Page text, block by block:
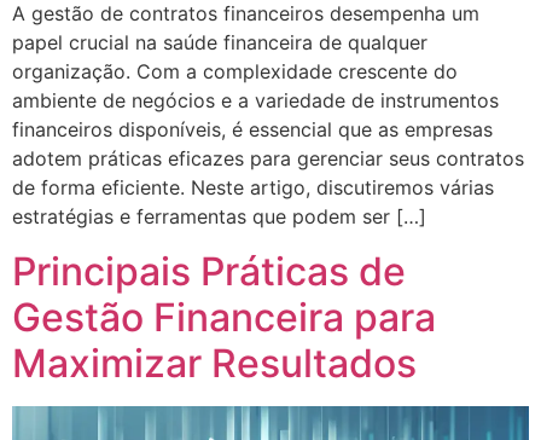
A gestão de contratos financeiros desempenha um
papel crucial na saúde financeira de qualquer
organização. Com a complexidade crescente do
ambiente de negócios e a variedade de instrumentos
financeiros disponíveis, é essencial que as empresas
adotem práticas eficazes para gerenciar seus contratos
de forma eficiente. Neste artigo, discutiremos várias
estratégias e ferramentas que podem ser […]
Principais Práticas de
Gestão Financeira para
Maximizar Resultados